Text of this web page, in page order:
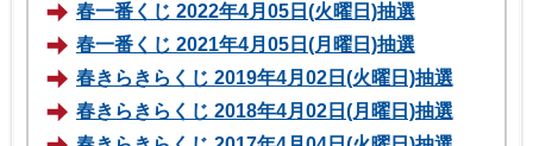
春一番くじ 2022年4月05日(火曜日)抽選
春一番くじ 2021年4月05日(月曜日)抽選
春きらきらくじ 2019年4月02日(火曜日)抽選
春きらきらくじ 2018年4月02日(月曜日)抽選